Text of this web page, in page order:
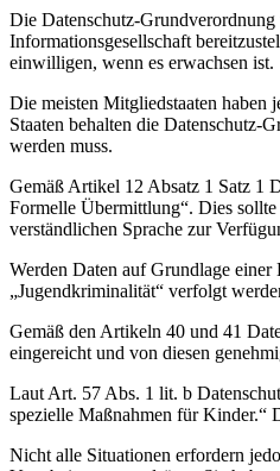
Die Datenschutz-
Informationsgesellschaft
einwilligen, wenn es erwachsen ist.
Die meisten Mitgliedstaaten haben
Staaten behalten die Datenschutz-
werden muss.
Gemäß Artikel 12 Absatz 1 Satz 1
Formelle Übermittlung“. Dies
verständlichen Sprache zur
Werden Daten auf Grundlage
„Jugendkriminalität“ verfolgt
Gemäß den Artikeln 40 und 41
eingereicht und von diesen
Laut Art. 57 Abs. 1 lit. b
spezielle Maßnahmen für Kinder.“
Nicht alle Situationen erfordern